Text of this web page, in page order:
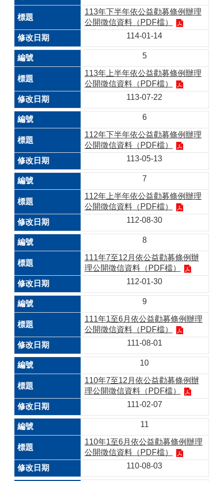
113年下半年依公益勸募條例辦理
公開徵信資料（PDF檔）
114-01-14
5
113年上半年依公益勸募條例辦理
公開徵信資料（PDF檔）
113-07-22
6
112年下半年依公益勸募條例辦理
公開徵信資料（PDF檔）
113-05-13
7
112年上半年依公益勸募條例辦理
公開徵信資料（PDF檔）
112-08-30
8
111年7至12月依公益勸募條例辦
理公開徵信資料（PDF檔）
112-01-30
9
111年1至6月依公益勸募條例辦理
公開徵信資料（PDF檔）
111-08-01
10
110年7至12月依公益勸募條例辦
理公開徵信資料（PDF檔）
111-02-07
11
110年1至6月依公益勸募條例辦理
公開徵信資料（PDF檔）
110-08-03